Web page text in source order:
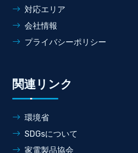
対応エリア
会社情報
プライバシーポリシー
関連リンク
環境省
SDGsについて
家電製品協会